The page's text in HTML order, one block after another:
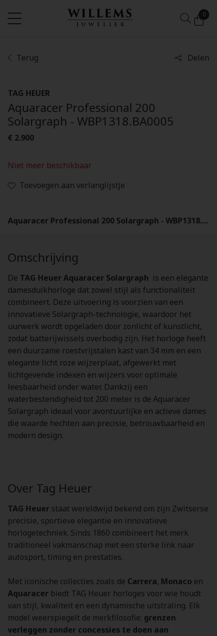
0
Terug Delen
TAG HEUER
Aquaracer Professional 200
Solargraph - WBP1318.BA0005
€ 2.900
Niet meer beschikbaar
Toevoegen aan verlanglijstje
Aquaracer Professional 200 Solargraph - WBP1318.BA0005
Omschrijving
De TAG Heuer Aquaracer Solargraph is een elegante
damesduikhorloge dat zowel stijl als functionaliteit
combineert. Deze uitvoering is voorzien van een
innovatieve Solargraph-technologie, waardoor het
uurwerk wordt opgeladen door zonlicht of kunstlicht,
zodat batterijwissels overbodig zijn. Het horloge heeft
een duurzame roestvrijstalen kast van 34 mm en een
elegante licht roze wijzerplaat, afgewerkt met
lichtgevende indexen en wijzers voor optimale
leesbaarheid onder water. Dankzij een
waterbestendigheid tot 200 meter is de Aquaracer
Solargraph ideaal voor avontuurlijke en actieve dames
die waarde hechten aan precisie, betrouwbaarheid en
modern design.
Over Tag Heuer
TAG Heuer staat wereldwijd bekend om zijn Zwitserse
precisie, sportieve elegantie en innovatieve
horlogetechniek. Sinds 1860 combineert het merk
traditioneel vakmanschap met een sterke link naar
autosport, timing en prestaties.
Met iconische collecties zoals de Carrera, Monaco en
Aquaracer biedt TAG Heuer horloges voor wie houdt
van stijl, kwaliteit en een dynamische uitstraling. Elk
model weerspiegelt de merkfilosofie: grenzen
verleggen zonder concessies te doen aan